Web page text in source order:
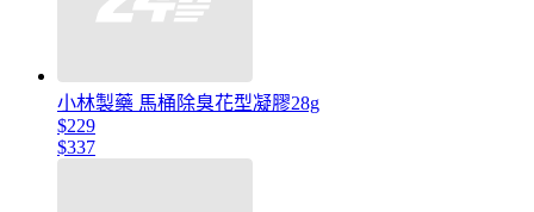
小林製藥 馬桶除臭花型凝膠28g
$229
$337